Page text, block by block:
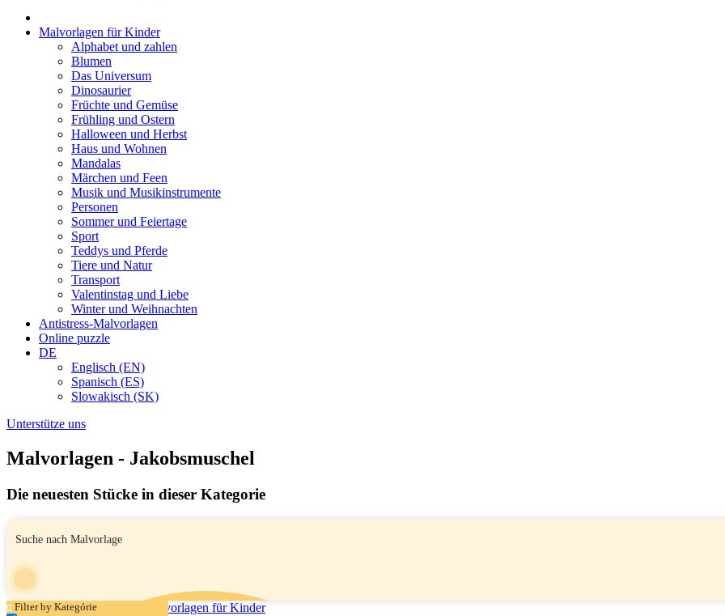
Malvorlagen für Kinder
Alphabet und zahlen
Blumen
Das Universum
Dinosaurier
Früchte und Gemüse
Frühling und Ostern
Halloween und Herbst
Haus und Wohnen
Mandalas
Märchen und Feen
Musik und Musikinstrumente
Personen
Sommer und Feiertage
Sport
Teddys und Pferde
Tiere und Natur
Transport
Valentinstag und Liebe
Winter und Weihnachten
Antistress-Malvorlagen
Online puzzle
DE
Englisch (EN)
Spanisch (ES)
Slowakisch (SK)
Unterstütze uns
Malvorlagen - Jakobsmuschel
Die neuesten Stücke in dieser Kategorie
Filter by Kategórie